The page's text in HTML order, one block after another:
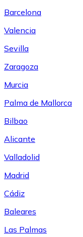
Barcelona
Valencia
Sevilla
Zaragoza
Murcia
Palma de Mallorca
Bilbao
Alicante
Valladolid
Madrid
Cádiz
Baleares
Las Palmas